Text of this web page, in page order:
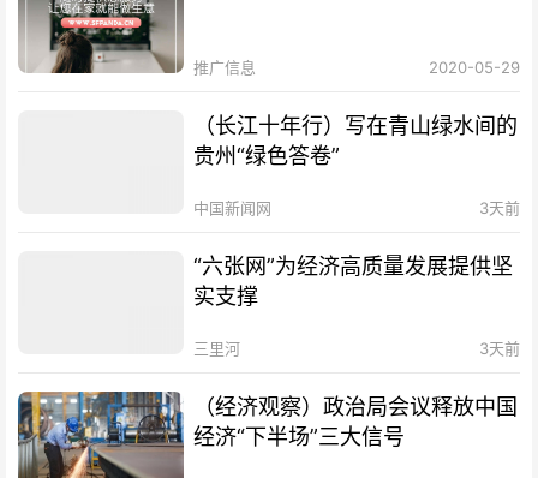
推广信息 2020-05-29
（长江十年行）写在青山绿水间的
贵州“绿色答卷”
中国新闻网 3天前
“六张网”为经济高质量发展提供坚
实支撑
三里河 3天前
（经济观察）政治局会议释放中国
经济“下半场”三大信号